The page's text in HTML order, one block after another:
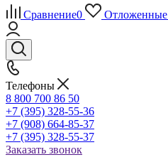
Сравнение0 Отложенные
Телефоны
8 800 700 86 50
+7 (395) 328-55-36
+7 (908) 664-85-37
+7 (395) 328-55-37
Заказать звонок